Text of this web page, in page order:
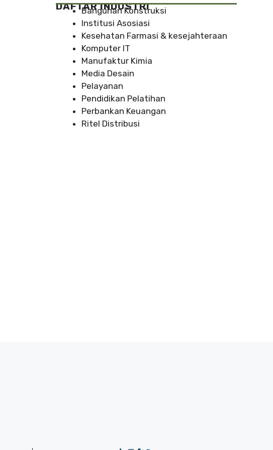
DAFTAR INDUSTRI
Bangunan Konstruksi
Institusi Asosiasi
Kesehatan Farmasi & kesejahteraan
Komputer IT
Manufaktur Kimia
Media Desain
Pelayanan
Pendidikan Pelatihan
Perbankan Keuangan
Ritel Distribusi